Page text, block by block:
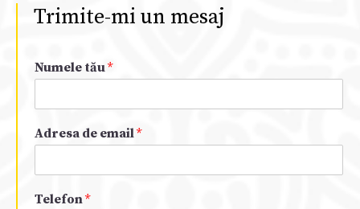
Trimite-mi un mesaj
Numele tău*
Adresa de email*
Telefon*